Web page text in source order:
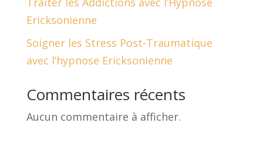
Ericksonienne
Soigner les Stress Post-Traumatique
avec l’hypnose Ericksonienne
Commentaires récents
Aucun commentaire à afficher.